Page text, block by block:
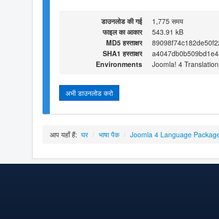
डाउनलोड की गई
1,775 समय
फाइल का आकार
543.91 kB
MD5 हस्ताक्षर
SHA1 हस्ताक्षर
Environments
Joomla! 4
अभी डाउनलोड करो
आप यहाँ हैं: घर / भाषा पैक / Joomla 4 Language